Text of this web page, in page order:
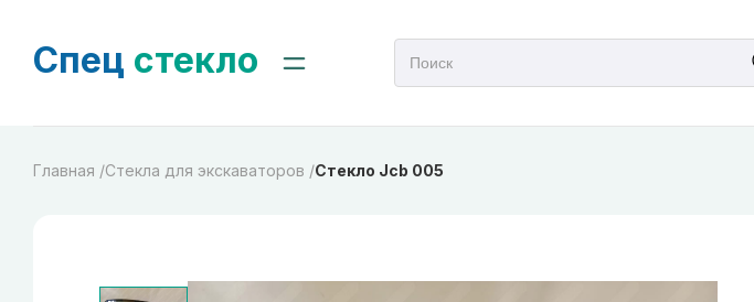
Спец стекло
Главная /Cтекла для экскаваторов /Стекло Jcb 005